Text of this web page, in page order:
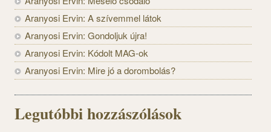
Aranyosi Ervin: A szívemmel látok
Aranyosi Ervin: Gondoljuk újra!
Aranyosi Ervin: Kódolt MAG-ok
Aranyosi Ervin: Mire jó a dorombolás?
Legutóbbi hozzászólások